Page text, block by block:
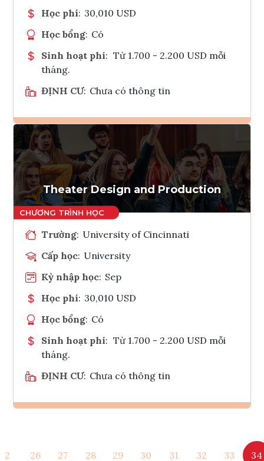
Học phí: 30,010 USD
Học bổng: Có
Sinh hoạt phí: Từ 1.700 - 2.200 USD mỗi
tháng.
ĐỊNH CƯ: Chưa có thông tin
Ghi danh
Tham vấn Interlink
Theater Design and Production
Trường: University of Cincinnati
Cấp học: University
Kỳ nhập học: Sep
Học phí: 30,010 USD
Học bổng: Có
Sinh hoạt phí: Từ 1.700 - 2.200 USD mỗi
tháng.
ĐỊNH CƯ: Chưa có thông tin
Tham vấn Interlink
2 26 27 28 29 30 31 32 33 34